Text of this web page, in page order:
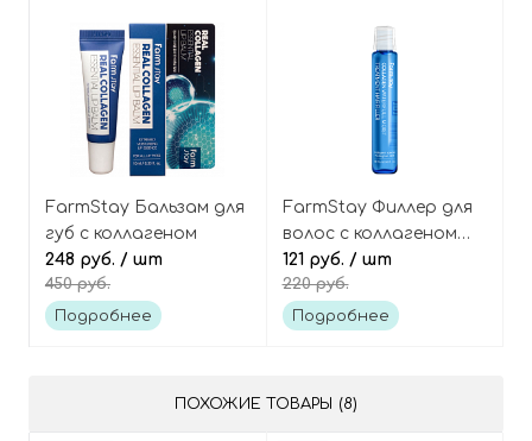
FarmStay Бальзам для
губ с коллагеном
248 руб. / шт
450 руб.
Подробнее
FarmStay Филлер для
волос с коллагеном
(ампула) Collagen
water full moist
treatment hair filler
121 руб. / шт
220 руб.
Подробнее
ПОХОЖИЕ ТОВАРЫ (8)